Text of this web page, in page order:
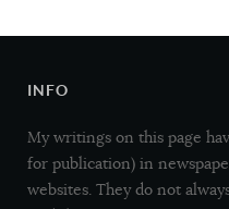
INFO
My writings on this page
for publication) in
websites. They do not